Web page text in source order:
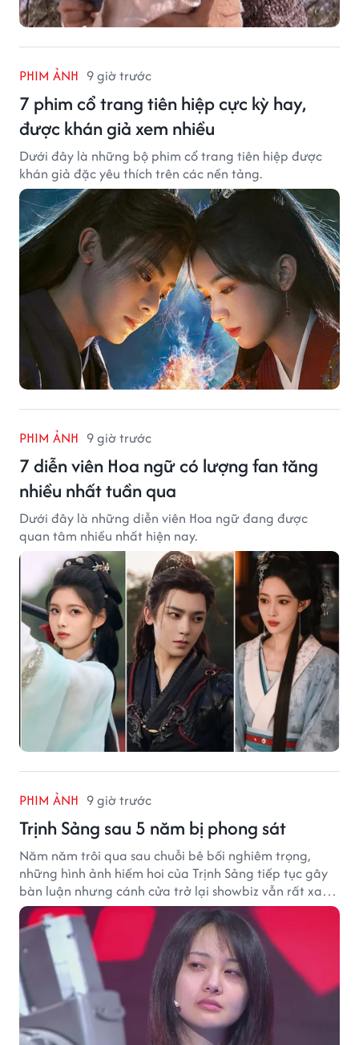
PHIM ẢNH 9 giờ trước
7 phim cổ trang tiên hiệp cực kỳ hay,
được khán giả xem nhiều
Dưới đây là những bộ phim cổ trang tiên hiệp được
khán giả đặc yêu thích trên các nền tảng.
PHIM ẢNH 9 giờ trước
7 diễn viên Hoa ngữ có lượng fan tăng
nhiều nhất tuần qua
Dưới đây là những diễn viên Hoa ngữ đang được
quan tâm nhiều nhất hiện nay.
PHIM ẢNH 9 giờ trước
Trịnh Sảng sau 5 năm bị phong sát
Năm năm trôi qua sau chuỗi bê bối nghiêm trọng,
những hình ảnh hiếm hoi của Trịnh Sảng tiếp tục gây
bàn luận nhưng cánh cửa trở lại showbiz vẫn rất xa
vời.